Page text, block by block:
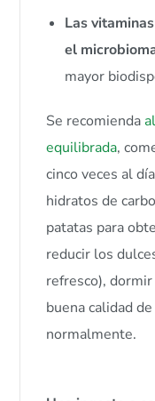
Las
el
mayor
Se recomienda
equilibrada,
cinco veces al
hidratos de
patatas para
reducir los
refresco),
buena calidad
normalmente.